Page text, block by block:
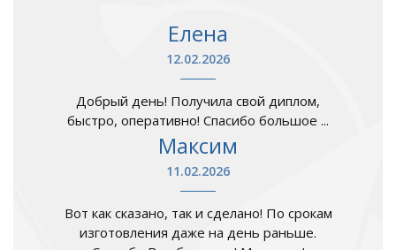
Елена
12.02.2026
Добрый день! Получила свой диплом,
быстро, оперативно! Спасибо большое ...
Максим
11.02.2026
Вот как сказано, так и сделано! По срокам
изготовления даже на день раньше.